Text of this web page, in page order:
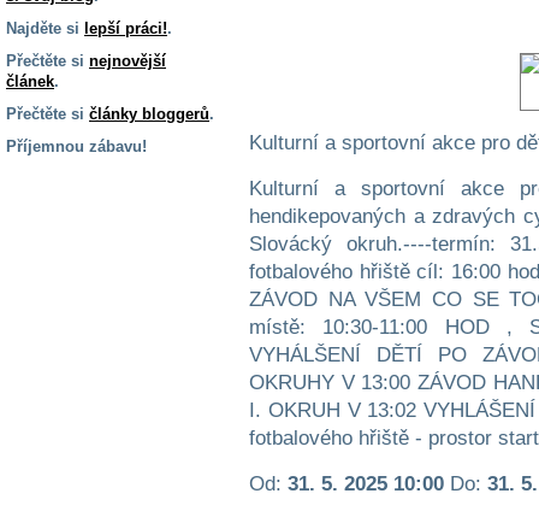
Najděte si lepší práci!.
Přečtěte si nejnovější
článek.
Přečtěte si články bloggerů.
Příjemnou zábavu!
Kulturní a sportovní akce pro
Kulturní a sportovní akce
hendikepovaných a zdravých
Slovácký okruh.----termín:
fotbalového hřiště cíl: 16:00
ZÁVOD NA VŠEM CO SE
místě: 10:30-11:00 HOD ,
VYHÁLŠENÍ DĚTÍ PO
OKRUHY V 13:00 ZÁVOD
I. OKRUH V 13:02
fotbalového hřiště - prostor
Od: 31. 5. 2025 10:00 Do: 31.